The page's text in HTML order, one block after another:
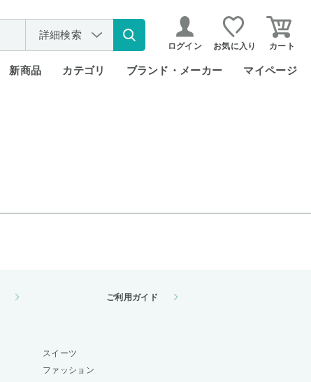
詳細検索
ログイン お気に入り カート
新商品 カテゴリ ブランド・メーカー マイページ
ご利用ガイド
スイーツ
ファッション